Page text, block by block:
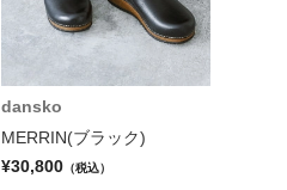
dansko
MERRIN(ブラック)
¥30,800 （税込）